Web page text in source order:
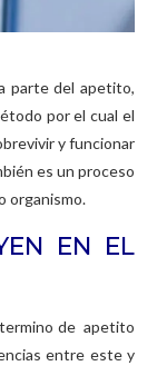
parte del apetito,
por el cual el
y funcionar
es un proceso
organismo.
EN EL
termino de apetito
entre este y